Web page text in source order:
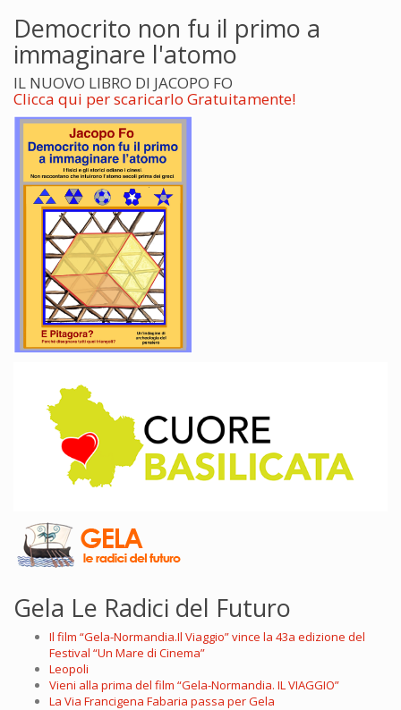
Democrito non fu il primo a
immaginare l'atomo
IL NUOVO LIBRO DI JACOPO FO
Clicca qui per scaricarlo Gratuitamente!
Gela Le Radici del Futuro
Il film “Gela-Normandia.Il Viaggio” vince la 43a edizione del
Festival “Un Mare di Cinema”
Leopoli
Vieni alla prima del film “Gela-Normandia. IL VIAGGIO”
La Via Francigena Fabaria passa per Gela